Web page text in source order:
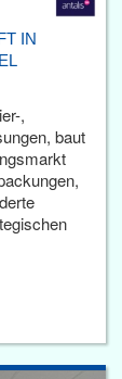
IN
,
baut